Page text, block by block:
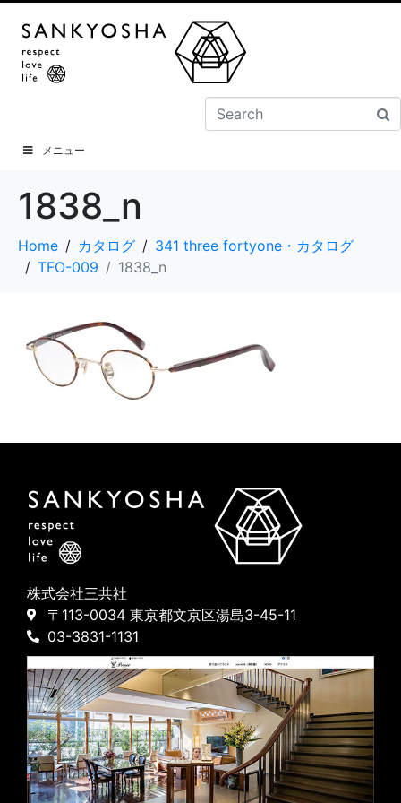
メニュー
1838_n
Home カタログ
341 three fortyone・カタログ
TFO-009
1838_n
株式会社三共社
〒113-0034 東京都文京区湯島3-45-11
03-3831-1131